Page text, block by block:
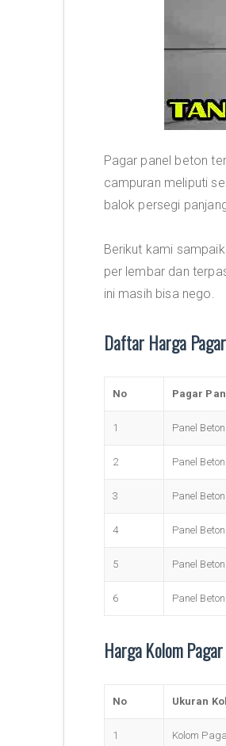
Pagar panel beton
campuran meliputi
balok persegi
Berikut kami
per lembar dan
ini masih bisa nego.
Daftar Harga
No Pagar
1 Panel
2 Panel
3 Panel
4 Panel
5 Panel
6 Panel
Harga Kolom
No Ukuran
1 Kolom